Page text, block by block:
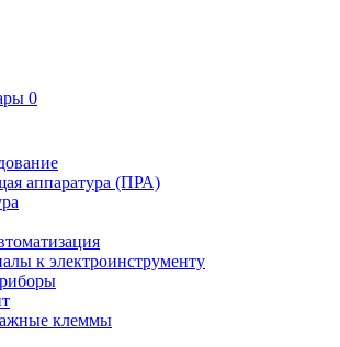
0
аппаратура (ПРА)
к электроинструменту
клеммы